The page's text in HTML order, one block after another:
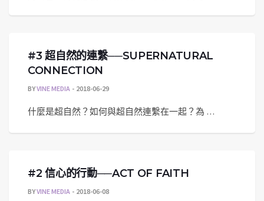
#3 超自然的連繫──SUPERNATURAL
CONNECTION
BYVINE MEDIA 2018-06-29
什麼是超自然？如何與超自然連繫在一起？為 …
#2 信心的行動──ACT OF FAITH
BYVINE MEDIA 2018-06-08